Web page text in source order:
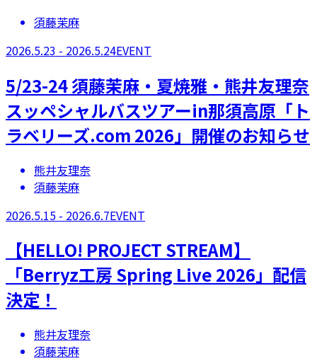
須藤茉麻
2026.5.23 - 2026.5.24EVENT
5/23-24 須藤茉麻・夏焼雅・熊井友理奈
スッペシャルバスツアーin那須高原「ト
ラベリーズ.com 2026」開催のお知らせ
熊井友理奈
須藤茉麻
2026.5.15 - 2026.6.7EVENT
【​HELLO! PROJECT STREAM】
「Berryz工房 Spring Live 2026」配信
決定！
熊井友理奈
須藤茉麻